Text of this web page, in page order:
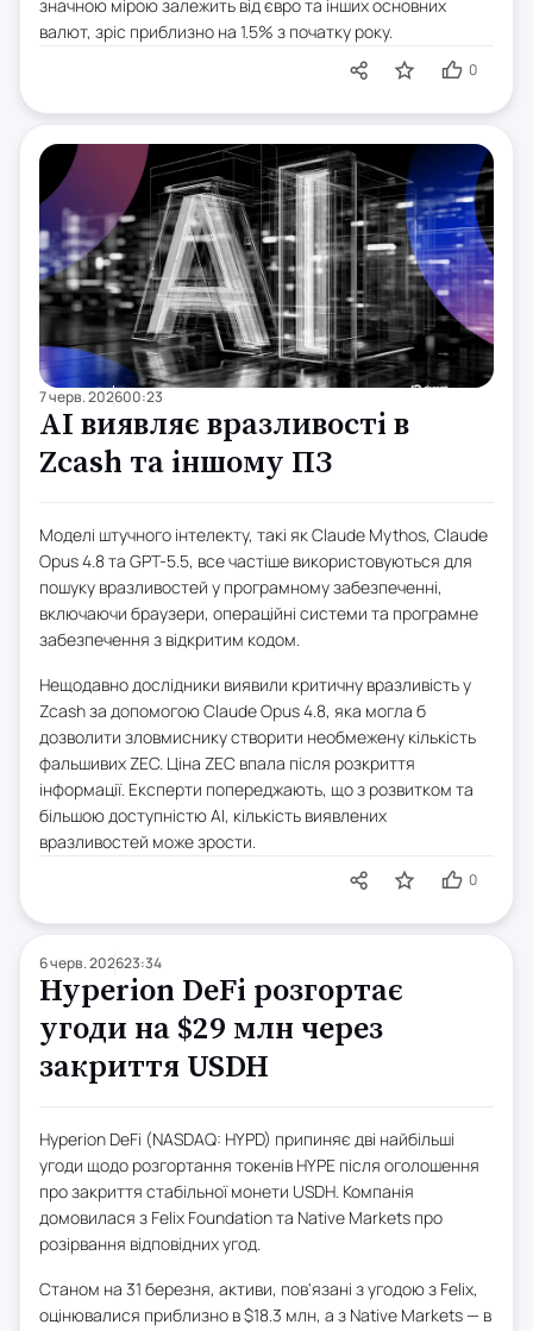
значною мірою залежить від євро та інших основних
валют, зріс приблизно на 1.5% з початку року.
0
7 черв. 202600:23
AI виявляє вразливості в
Zcash та іншому ПЗ
Моделі штучного інтелекту, такі як Claude Mythos, Claude
Opus 4.8 та GPT-5.5, все частіше використовуються для
пошуку вразливостей у програмному забезпеченні,
включаючи браузери, операційні системи та програмне
забезпечення з відкритим кодом.
Нещодавно дослідники виявили критичну вразливість у
Zcash за допомогою Claude Opus 4.8, яка могла б
дозволити зловмиснику створити необмежену кількість
фальшивих ZEC. Ціна ZEC впала після розкриття
інформації. Експерти попереджають, що з розвитком та
більшою доступністю AI, кількість виявлених
вразливостей може зрости.
0
6 черв. 202623:34
Hyperion DeFi розгортає
угоди на $29 млн через
закриття USDH
Hyperion DeFi (NASDAQ: HYPD) припиняє дві найбільші
угоди щодо розгортання токенів HYPE після оголошення
про закриття стабільної монети USDH. Компанія
домовилася з Felix Foundation та Native Markets про
розірвання відповідних угод.
Станом на 31 березня, активи, пов'язані з угодою з Felix,
оцінювалися приблизно в $18.3 млн, а з Native Markets — в